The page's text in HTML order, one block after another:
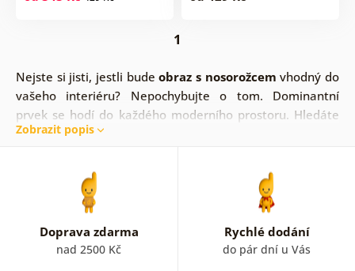
1
Nejste si jisti, jestli budeobraz s nosorožcem vhodný do
vašeho interiéru? Nepochybujte o tom. Dominantní
prvek se hodí do každého moderního prostoru. Hledáte
něco s nádechem luxusu? Obraz modro-zlatého
veselejším a pestrobarevnějším provedení.
Zobrazit popis
Doprava zdarma
nad 2500 Kč
Rychlé dodání
do pár dní u Vás